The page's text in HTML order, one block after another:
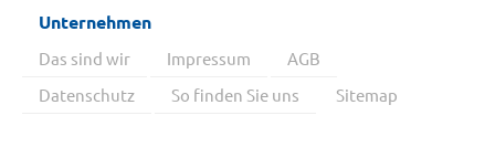
Unternehmen
Das sind wir Impressum
AGB
Datenschutz
So finden Sie uns Sitemap